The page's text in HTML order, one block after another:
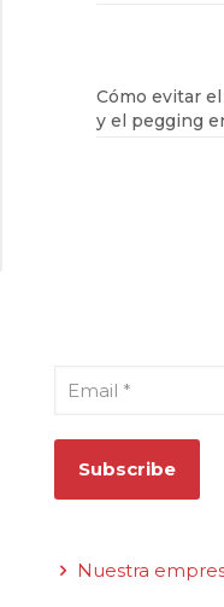
Cómo evitar
y el pegging
Nuestra